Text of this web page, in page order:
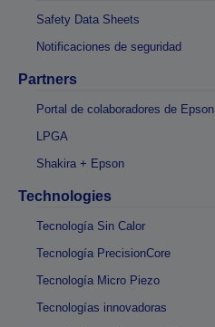
Safety Data Sheets
Notificaciones de seguridad
Partners
Portal de colaboradores de Epson
LPGA
Shakira + Epson
Technologies
Tecnología Sin Calor
Tecnología PrecisionCore
Tecnología Micro Piezo
Tecnologías innovadoras